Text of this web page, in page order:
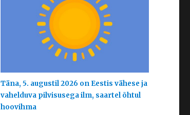
Täna, 5. augustil 2026 on Eestis vähese ja
vahelduva pilvisusega ilm, saartel õhtul
hoovihma